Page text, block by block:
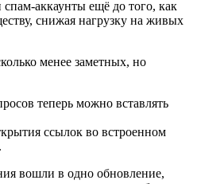
аккаунты ещё до того, как
снижая нагрузку на живых
менее заметных, но
теперь можно вставлять
ссылок во встроенном
вошли в одно обновление,